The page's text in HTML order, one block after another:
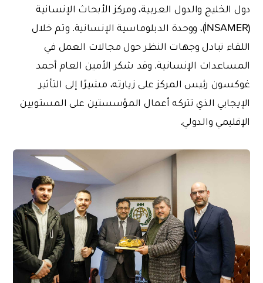
دول الخليج والدول العربية، ومركز الأبحاث الإنسانية
(İNSAMER)، ووحدة الدبلوماسية الإنسانية. وتم خلال
اللقاء تبادل وجهات النظر حول مجالات العمل في
المساعدات الإنسانية. وقد شكر الأمين العام أحمد
غوكسون رئيس المركز على زيارته، مشيرًا إلى التأثير
الإيجابي الذي تتركه أعمال المؤسستين على المستويين
الإقليمي والدولي.